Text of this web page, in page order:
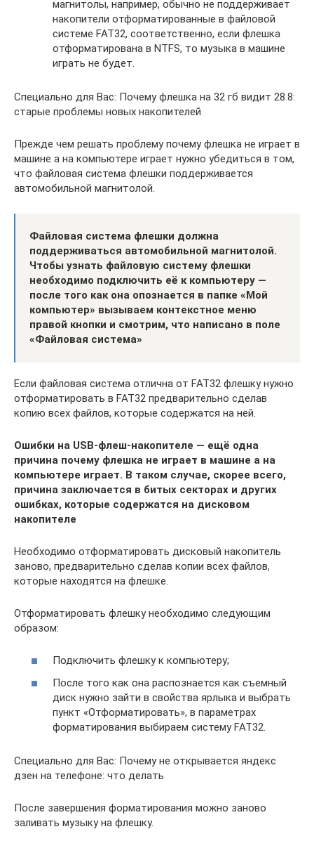
магнитолы, например, обычно не поддерживает
накопители отформатированные в файловой
системе FAT32, соответственно, если флешка
отформатирована в NTFS, то музыка в машине
играть не будет.
Специально для Вас: Почему флешка на 32 гб видит 28.8:
старые проблемы новых накопителей
Прежде чем решать проблему почему флешка не играет в
машине а на компьютере играет нужно убедиться в том,
что файловая система флешки поддерживается
автомобильной магнитолой.
Файловая система флешки должна
поддерживаться автомобильной магнитолой.
Чтобы узнать файловую систему флешки
необходимо подключить её к компьютеру —
после того как она опознается в папке «Мой
компьютер» вызываем контекстное меню
правой кнопки и смотрим, что написано в поле
«Файловая система»
Если файловая система отлична от FAT32 флешку нужно
отформатировать в FAT32 предварительно сделав
копию всех файлов, которые содержатся на ней.
Ошибки на USB-флеш-накопителе — ещё одна
причина почему флешка не играет в машине а на
компьютере играет. В таком случае, скорее всего,
причина заключается в битых секторах и других
ошибках, которые содержатся на дисковом
накопителе
Необходимо отформатировать дисковый накопитель
заново, предварительно сделав копии всех файлов,
которые находятся на флешке.
Отформатировать флешку необходимо следующим
образом:
Подключить флешку к компьютеру;
После того как она распознается как съемный
диск нужно зайти в свойства ярлыка и выбрать
пункт «Отформатировать», в параметрах
форматирования выбираем систему FAT32.
Специально для Вас: Почему не открывается яндекс
дзен на телефоне: что делать
После завершения форматирования можно заново
заливать музыку на флешку.